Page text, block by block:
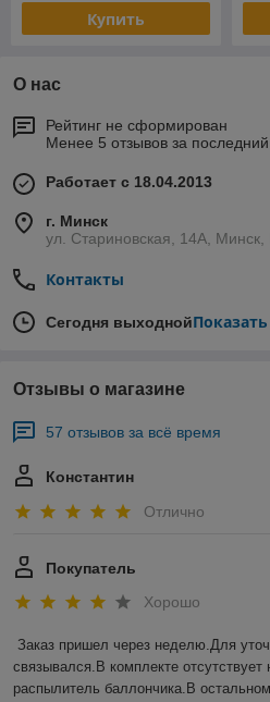
Купить
О нас
Рейтинг не сформирован
Менее 5 отзывов за последний
Работает с 18.04.2013
г. Минск
ул. Стариновская, 14А, Минск,
Контакты
Сегодня выходной
Отзывы о магазине
57 отзывов за всё время
Константин
Отлично
Покупатель
Хорошо
Заказ пришел через неделю.Для
связывался.В комплекте
распылитель баллончика.В